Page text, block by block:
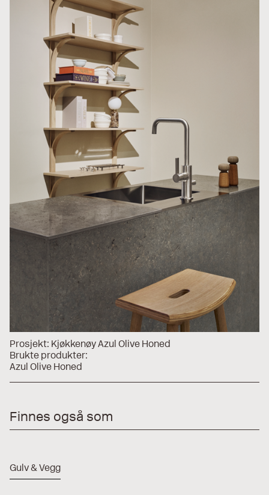
Prosjekt: Kjøkkenøy Azul Olive Honed
Brukte produkter:
Azul Olive Honed
Finnes også som
Gulv & Vegg